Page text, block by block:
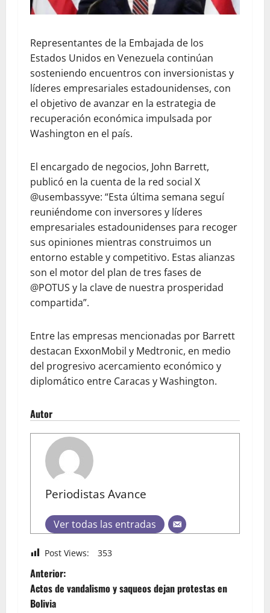
Representantes de la Embajada de los
Estados Unidos en Venezuela continúan
sosteniendo encuentros con inversionistas y
líderes empresariales estadounidenses, con
el objetivo de avanzar en la estrategia de
recuperación económica impulsada por
Washington en el país.
El encargado de negocios, John Barrett,
publicó en la cuenta de la red social X
@usembassyve: “Esta última semana seguí
reuniéndome con inversores y líderes
empresariales estadounidenses para recoger
sus opiniones mientras construimos un
entorno estable y competitivo. Estas alianzas
son el motor del plan de tres fases de
@POTUS y la clave de nuestra prosperidad
compartida”.
Entre las empresas mencionadas por Barrett
destacan ExxonMobil y Medtronic, en medio
del progresivo acercamiento económico y
diplomático entre Caracas y Washington.
Autor
Periodistas Avance
Ver todas las entradas
Post Views: 353
Anterior:
Actos de vandalismo y saqueos dejan protestas en
Bolivia